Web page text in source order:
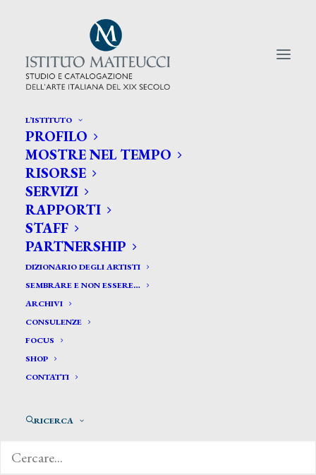
L’ISTITUTO
PROFILO
MOSTRE NEL TEMPO
RISORSE
SERVIZI
RAPPORTI
STAFF
PARTNERSHIP
DIZIONARIO DEGLI ARTISTI
SEMBRARE E NON ESSERE…
ARCHIVI
CONSULENZE
FOCUS
SHOP
CONTATTI
RICERCA
CERCA TRA GLI ARTISTI:
Search
for:
Alfieri Oscar